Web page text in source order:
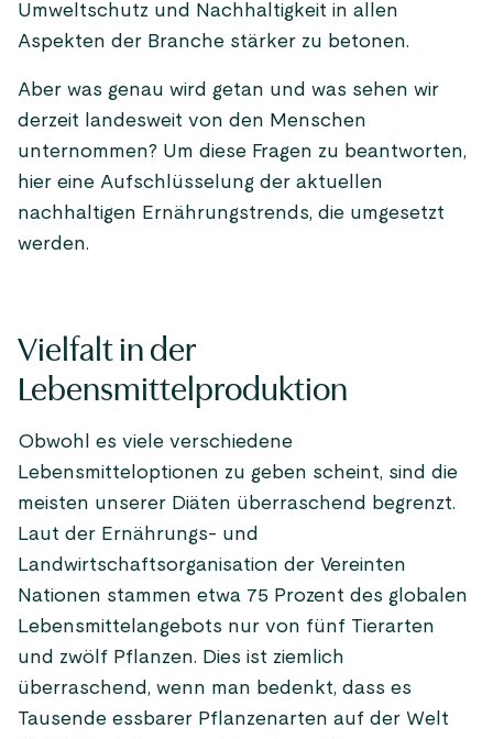
Umweltschutz und Nachhaltigkeit in allen
Aspekten der Branche stärker zu betonen.
Aber was genau wird getan und was sehen wir
derzeit landesweit von den Menschen
unternommen? Um diese Fragen zu beantworten,
hier eine Aufschlüsselung der aktuellen
nachhaltigen Ernährungstrends, die umgesetzt
werden.
Vielfalt in der
Lebensmittelproduktion
Obwohl es viele verschiedene
Lebensmitteloptionen zu geben scheint, sind die
meisten unserer Diäten überraschend begrenzt.
Laut der Ernährungs- und
Landwirtschaftsorganisation der Vereinten
Nationen stammen etwa 75 Prozent des globalen
Lebensmittelangebots nur von fünf Tierarten
und zwölf Pflanzen. Dies ist ziemlich
überraschend, wenn man bedenkt, dass es
Tausende essbarer Pflanzenarten auf der Welt